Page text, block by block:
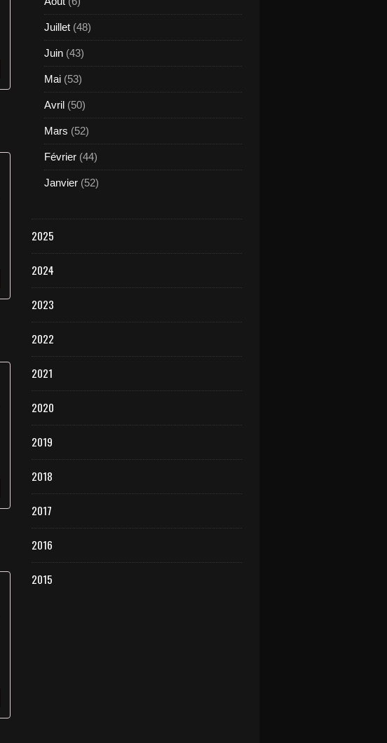
Juillet (48)
Juin (43)
Mai (53)
Avril (50)
Mars (52)
Février (44)
Janvier (52)
2025
2024
2023
2022
2021
2020
2019
2018
2017
2016
2015